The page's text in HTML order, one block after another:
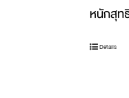
หนักสุท
Details